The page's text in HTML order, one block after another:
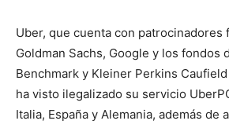
Uber, que cuenta con patrocinadores
Goldman Sachs, Google y los fondos
Benchmark y Kleiner Perkins
ha visto ilegalizado su servicio
Italia, España y Alemania, además de